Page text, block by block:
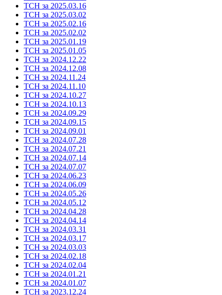
ТСН за 2025.03.16
ТСН за 2025.03.02
ТСН за 2025.02.16
ТСН за 2025.02.02
ТСН за 2025.01.19
ТСН за 2025.01.05
ТСН за 2024.12.22
ТСН за 2024.12.08
ТСН за 2024.11.24
ТСН за 2024.11.10
ТСН за 2024.10.27
ТСН за 2024.10.13
ТСН за 2024.09.29
ТСН за 2024.09.15
ТСН за 2024.09.01
ТСН за 2024.07.28
ТСН за 2024.07.21
ТСН за 2024.07.14
ТСН за 2024.07.07
ТСН за 2024.06.23
ТСН за 2024.06.09
ТСН за 2024.05.26
ТСН за 2024.05.12
ТСН за 2024.04.28
ТСН за 2024.04.14
ТСН за 2024.03.31
ТСН за 2024.03.17
ТСН за 2024.03.03
ТСН за 2024.02.18
ТСН за 2024.02.04
ТСН за 2024.01.21
ТСН за 2024.01.07
ТСН за 2023.12.24